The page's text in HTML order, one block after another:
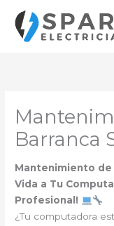
contenido
Barranca
Mantenimiento de
Vida a Tu
Profesional!
¿Tu computadora